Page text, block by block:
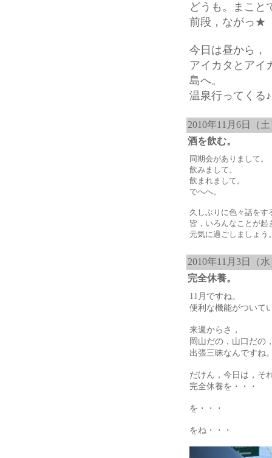
どうも。まこと
前段，ながっ★
今日は昼から，
アイカタとアイ
島へ。
温泉行ってくる♪
2010年11月6日（
酒を飲む。
同期会がありまして。
飲みまして。
飲まれまして。
でへへ。
久しぶりに色々話をす
皆，いろんなことが起
元気に過ごしましょう
2010年11月3日（
完全休養。
11月ですね。
便利な機能がついて
来週からさ，
岡山だの，山口だの
出張三昧なんですね
だけん，今日は，そ
完全休養を・・・
を・・・
をね・・・